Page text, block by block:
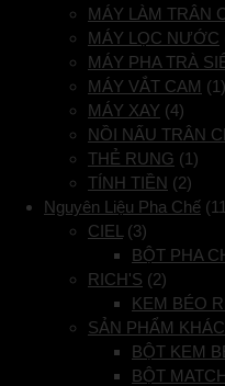
MÁY LÀM TRÂN
MÁY LỌC NƯỚC
MÁY PHA TRÀ
MÁY VẮT CAM (1)
MÁY XAY (4)
NỒI NẤU TRÂN
THẺ RUNG (1)
TÍNH TIỀN (2)
Nguyên Liệu Pha Chế
CIEL (3)
BỘT PHA
RICH'S (2)
KEM BÉO
SẢN PHẨM KHÁC
BỘT KEM
BỘT